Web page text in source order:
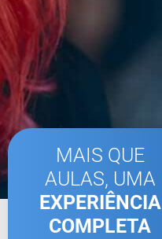
MAIS QUE
AULAS, UMA
EXPERIÊNCIA
COMPLETA